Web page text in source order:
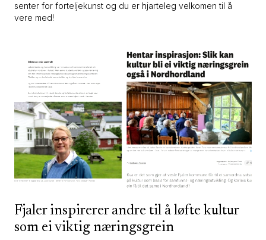
senter for forteljekunst og du er hjarteleg velkomen til å
vere med!
Fjaler inspirerer andre til å løfte kultur
som ei viktig næringsgrein